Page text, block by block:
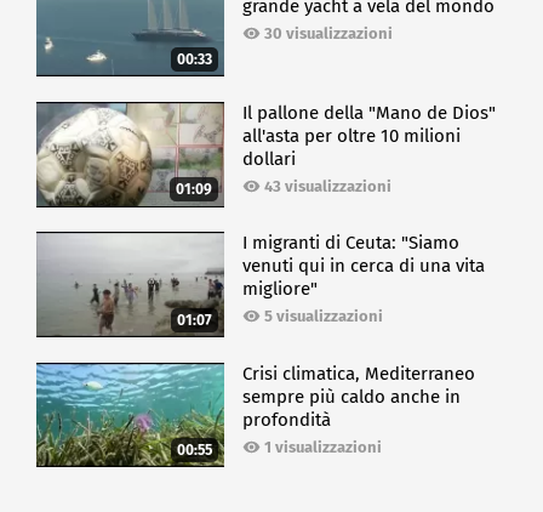
00:33
grande yacht a vela del mondo
30 visualizzazioni
01:09
Il pallone della "Mano de Dios"
all'asta per oltre 10 milioni
dollari
43 visualizzazioni
01:07
I migranti di Ceuta: "Siamo
venuti qui in cerca di una vita
migliore"
5 visualizzazioni
00:55
Crisi climatica, Mediterraneo
sempre più caldo anche in
profondità
1 visualizzazioni